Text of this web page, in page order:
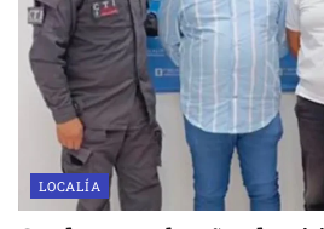
LOCALÍA